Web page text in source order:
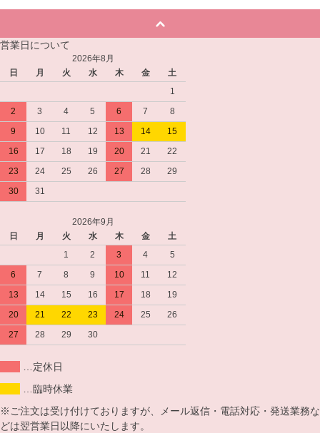
営業日について
2026年8月
日
月 火 水 木 金
土
1
2
3 4 5 6 7
8
9
10 11 12 13 14
15
16
17 18 19 20 21
22
23
24 25 26 27 28
29
30
31
2026年9月
日
月 火 水 木 金
土
1
2 3 4
5
6
7 8 9 10 11
12
13
14 15 16 17 18
19
20
21 22 23 24 25
26
27
28 29 30
…定休日
…臨時休業
※ご注文は受け付けておりますが、メール返信・電話対応・発送業務な
どは翌営業日以降にいたします。